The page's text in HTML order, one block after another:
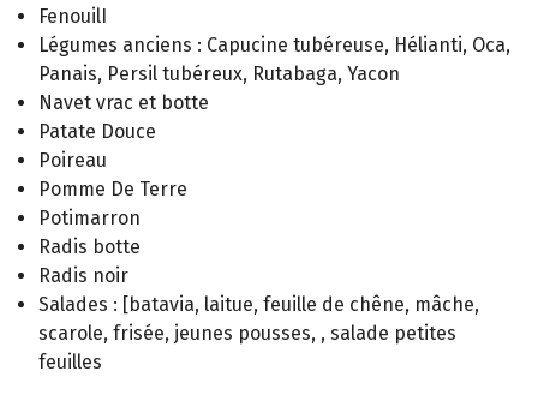
FenouilI
Légumes anciens : Capucine tubéreuse, Hélianti, Oca,
Panais, Persil tubéreux, Rutabaga, Yacon
Navet vrac et botte
Patate Douce
Poireau
Pomme De Terre
Potimarron
Radis botte
Radis noir
Salades : [batavia, laitue, feuille de chêne, mâche,
scarole, frisée, jeunes pousses, , salade petites
feuilles